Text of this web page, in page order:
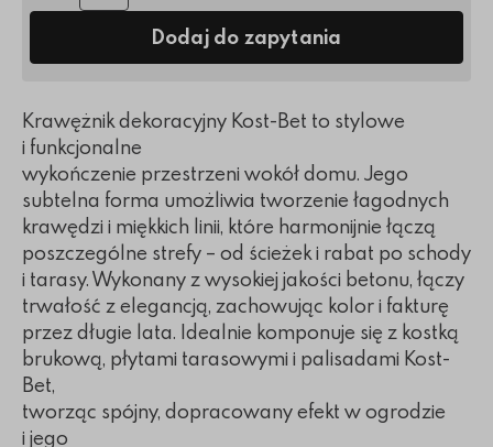
Dodaj do zapytania
Krawężnik dekoracyjny Kost-Bet to stylowe
i funkcjonalne
wykończenie przestrzeni wokół domu. Jego
subtelna forma umożliwia tworzenie łagodnych
krawędzi i miękkich linii, które harmonijnie łączą
poszczególne strefy – od ścieżek i rabat po schody
i tarasy. Wykonany z wysokiej jakości betonu, łączy
trwałość z elegancją, zachowując kolor i fakturę
przez długie lata. Idealnie komponuje się z kostką
brukową, płytami tarasowymi i palisadami Kost-
Bet,
tworząc spójny, dopracowany efekt w ogrodzie
i jego